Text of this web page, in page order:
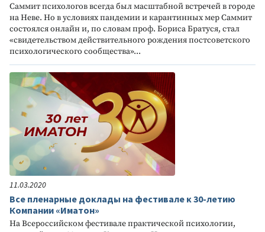
Саммит психологов всегда был масштабной встречей в городе
на Неве. Но в условиях пандемии и карантинных мер Саммит
состоялся онлайн и, по словам проф. Бориса Братуся, стал
«свидетельством действительного рождения постсоветского
психологического сообщества»...
11.03.2020
Все пленарные доклады на фестивале к 30-летию
Компании «Иматон»
На Всероссийском фестивале практической психологии,